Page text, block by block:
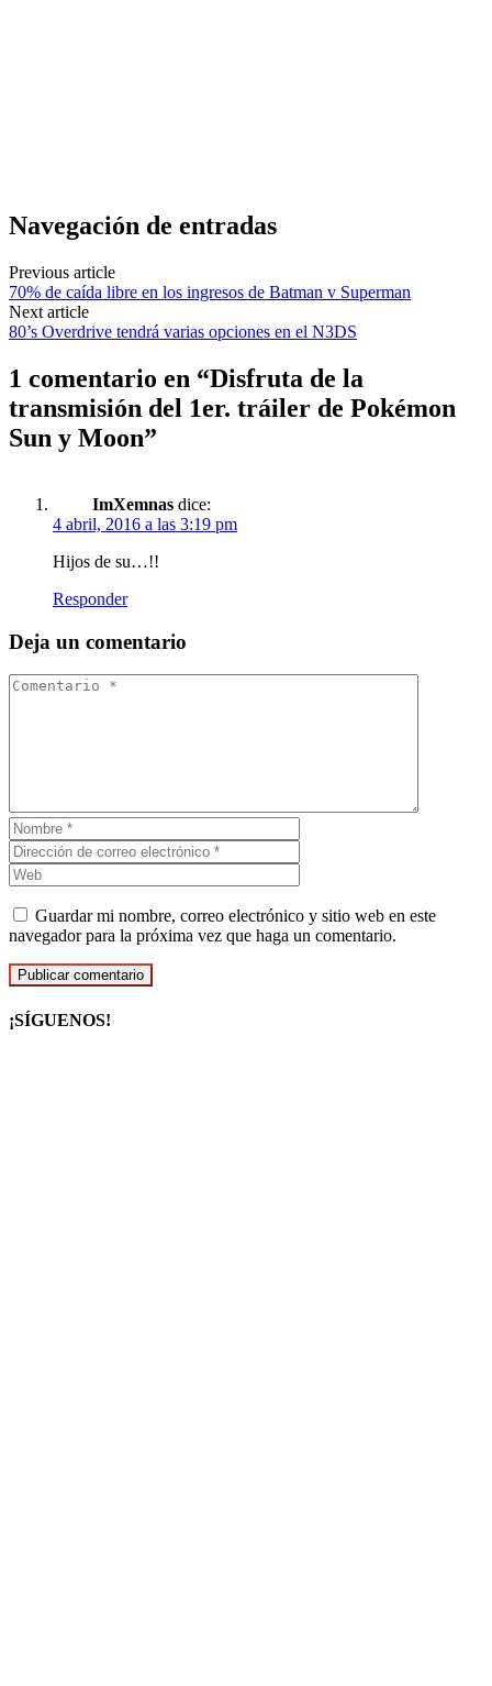
Navegación de entradas
Previous article
70% de caída libre en los ingresos de Batman v Superman
Next article
80’s Overdrive tendrá varias opciones en el N3DS
1 comentario en “Disfruta de la
transmisión del 1er. tráiler de Pokémon
Sun y Moon”
ImXemnas dice:
4 abril, 2016 a las 3:19 pm
Hijos de su…!!
Responder
Deja un comentario
Guardar mi nombre, correo electrónico y sitio web en este
navegador para la próxima vez que haga un comentario.
¡SÍGUENOS!